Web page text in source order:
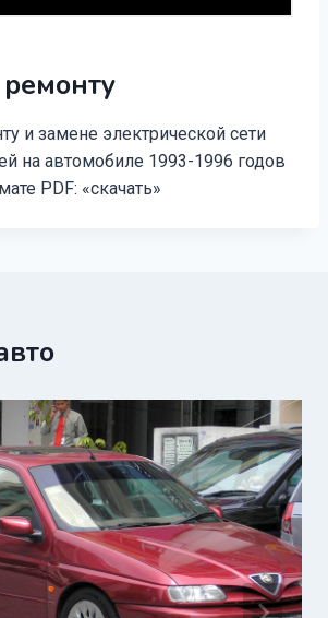
и замене электрической сети
на автомобиле 1993-1996 годов
PDF: «скачать»